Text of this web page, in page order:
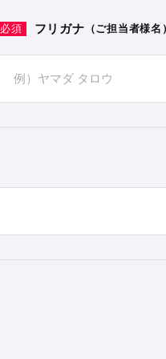
必須 フリガナ （ご担当者様名